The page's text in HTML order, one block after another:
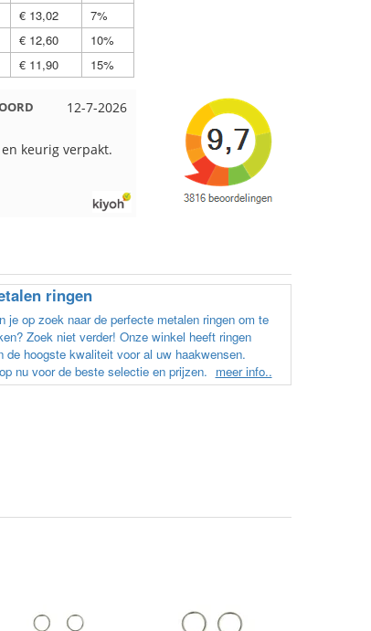
€ 13,02
7%
€ 12,60
10%
€ 11,90 15%
12-7-2026
snelgeleverd
Wendy uit Amsterdam
Ruime keus aan viltwol, mooie
kleuren en goede kwaliteit. Snel
verzonden. Enigste wat ik een
beetje jammer vind is dat alles los
een doos gestopt. Geen kleur
zitten. Moet nu zelf uitzoeken
welke kleurcode bij welke bol
Had ook 3x 50 gram zwart besteld
maar door de andere bollen zitten
er nu verschillende kleuren vezels
sticker welke kleur het is?
ringen
je op zoek naar de perfecte metalen ringen om te
Zoek niet verder! Onze winkel heeft ringen
de hoogste kwaliteit voor al uw haakwensen.
nu voor de beste selectie en prijzen. meer info..